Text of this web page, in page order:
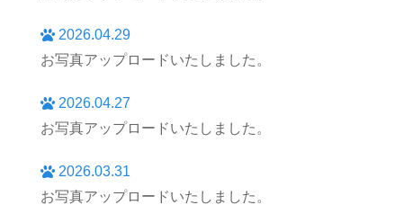
2026.04.29
お写真アップロードいたしました。
2026.04.27
お写真アップロードいたしました。
2026.03.31
お写真アップロードいたしました。